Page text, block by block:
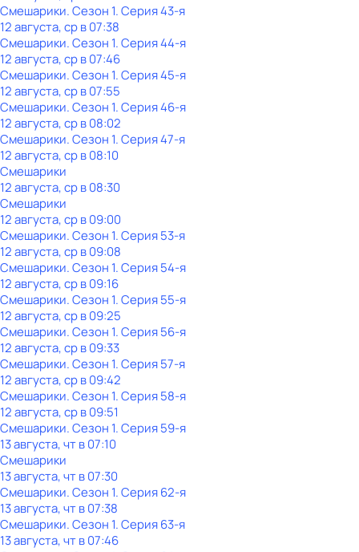
Смешарики. Сезон 1. Серия 43-я
12 августа, ср в 07:38
Смешарики. Сезон 1. Серия 44-я
12 августа, ср в 07:46
Смешарики. Сезон 1. Серия 45-я
12 августа, ср в 07:55
Смешарики. Сезон 1. Серия 46-я
12 августа, ср в 08:02
Смешарики. Сезон 1. Серия 47-я
12 августа, ср в 08:10
Смешарики
12 августа, ср в 08:30
Смешарики
12 августа, ср в 09:00
Смешарики. Сезон 1. Серия 53-я
12 августа, ср в 09:08
Смешарики. Сезон 1. Серия 54-я
12 августа, ср в 09:16
Смешарики. Сезон 1. Серия 55-я
12 августа, ср в 09:25
Смешарики. Сезон 1. Серия 56-я
12 августа, ср в 09:33
Смешарики. Сезон 1. Серия 57-я
12 августа, ср в 09:42
Смешарики. Сезон 1. Серия 58-я
12 августа, ср в 09:51
Смешарики. Сезон 1. Серия 59-я
13 августа, чт в 07:10
Смешарики
13 августа, чт в 07:30
Смешарики. Сезон 1. Серия 62-я
13 августа, чт в 07:38
Смешарики. Сезон 1. Серия 63-я
13 августа, чт в 07:46